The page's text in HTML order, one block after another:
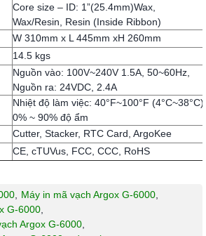
Core size – ID: 1”(25.4mm)Wax,
Wax/Resin, Resin (Inside Ribbon)
W 310mm x L 445mm xH 260mm
14.5 kgs
Nguồn vào: 100V~240V 1.5A, 50~60Hz,
Nguồn ra: 24VDC, 2.4A
Nhiệt độ làm việc: 40°F~100°F
0% ~ 90% độ ẩm
Cutter, Stacker, RTC Card, ArgoKee
CE, cTUVus, FCC, CCC, RoHS
Máy in mã vạch Argox G-6000
G-6000
Argox G-6000